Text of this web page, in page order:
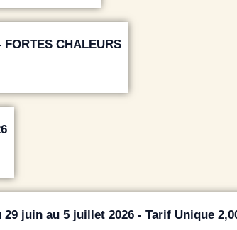
FORTES CHALEURS
juin au 5 juillet 2026 - Tarif Unique